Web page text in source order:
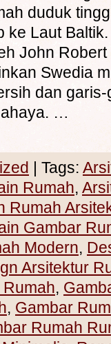
duduk
ke Laut
John
Swedia
dan
…
| Tags:
Rumah,
Rumah
Gambar
Modern,
Arsitektur
,
, Gambar
Rumah